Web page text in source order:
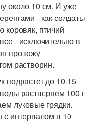
около 10 см. И уже
- как солдаты
коровяк, птичий
- исключительно в
провожу
растворин.
подрастет до 10-15
растворяем 100 г
луковые грядки.
с интервалом в 10